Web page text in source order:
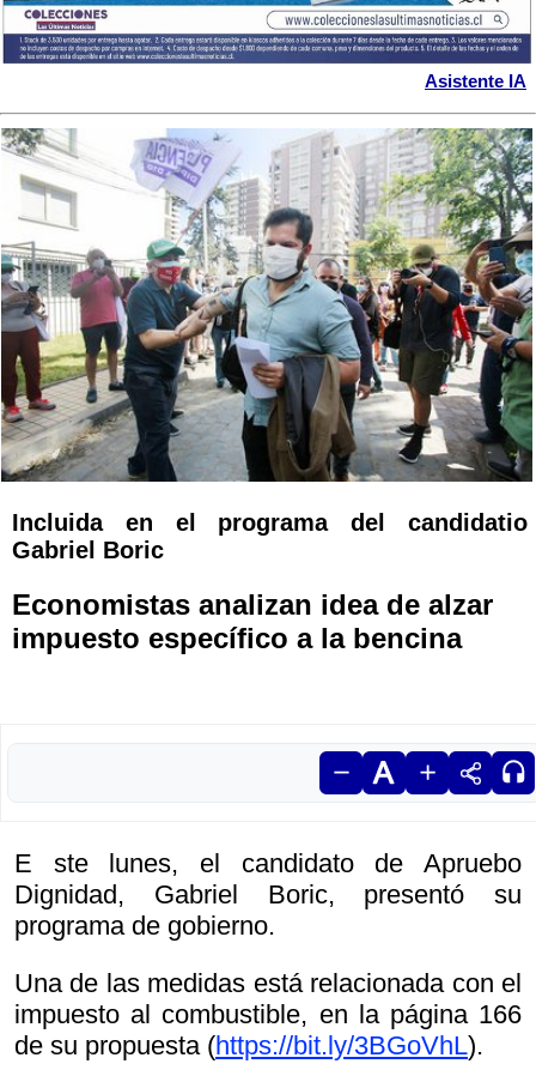
Asistente IA
Incluida en el programa del candidatio
Gabriel Boric
Economistas analizan idea de alzar
impuesto específico a la bencina
E ste lunes, el candidato de Apruebo
Dignidad, Gabriel Boric, presentó su
programa de gobierno.
Una de las medidas está relacionada con el
impuesto al combustible, en la página 166
de su propuesta (https://bit.ly/3BGoVhL).